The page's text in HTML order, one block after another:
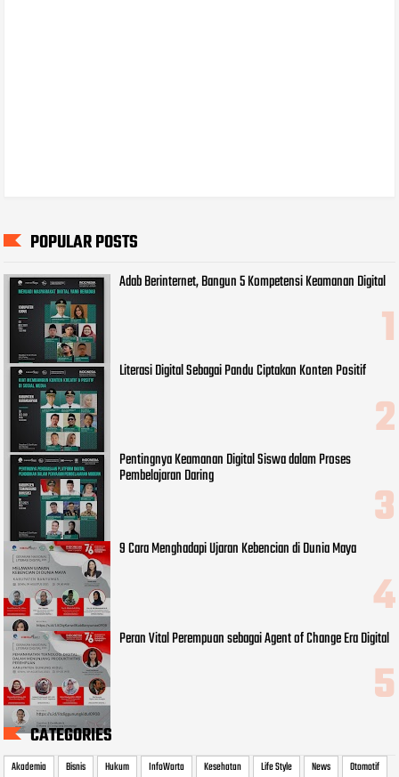
POPULAR POSTS
Adab Berinternet, Bangun 5 Kompetensi Keamanan Digital
Literasi Digital Sebagai Pandu Ciptakan Konten Positif
Pentingnya Keamanan Digital Siswa dalam Proses
Pembelajaran Daring
9 Cara Menghadapi Ujaran Kebencian di Dunia Maya
Peran Vital Perempuan sebagai Agent of Change Era Digital
CATEGORIES
Akademia Bisnis Hukum InfoWarta Kesehatan Life Style News
Otomotif